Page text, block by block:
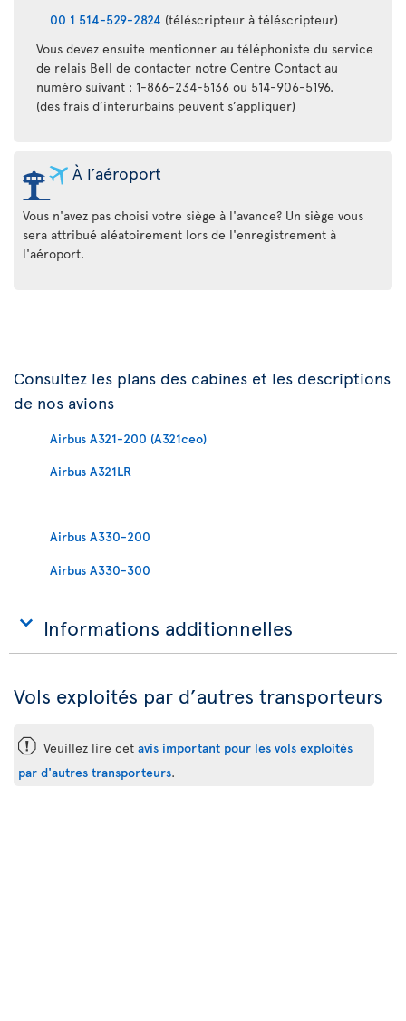
00 1 514-529-2824 (téléscripteur à téléscripteur)
Vous devez ensuite mentionner au téléphoniste du service
de relais Bell de contacter notre Centre Contact au
numéro suivant : 1-866-234-5136 ou 514-906-5196.
(des frais d’interurbains peuvent s’appliquer)
À l’aéroport
Vous n'avez pas choisi votre siège à l'avance? Un siège vous
sera attribué aléatoirement lors de l'enregistrement à
l'aéroport.
Consultez les plans des cabines et les descriptions
de nos avions
Airbus A321-200 (A321ceo)
Airbus A321LR
Airbus A330-200
Airbus A330-300
Informations additionnelles
Vols exploités par d’autres transporteurs
ü Veuillez lire cet avis important pour les vols exploités
par d'autres transporteurs.